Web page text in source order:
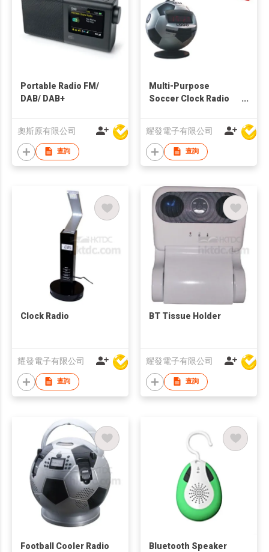
Portable Radio FM/
DAB/ DAB+
奧斯原有限公司
查詢
Multi-Purpose
Soccer Clock Radio
耀發電子有限公司
查詢
Clock Radio
耀發電子有限公司
查詢
BT Tissue Holder
耀發電子有限公司
查詢
Football Cooler Radio Bluetooth Speaker